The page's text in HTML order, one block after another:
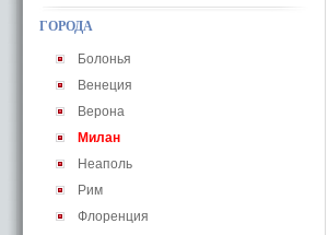
ГОРОДА
Болонья
Венеция
Верона
Милан
Неаполь
Рим
Флоренция